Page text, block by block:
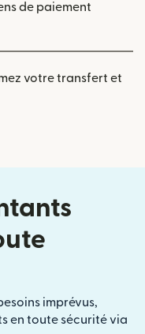
de paiement
votre transfert et
imprévus,
en toute sécurité via